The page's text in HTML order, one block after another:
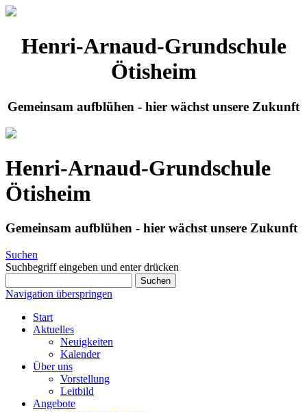
Henri-Arnaud-Grundschule
Ötisheim
Gemeinsam aufblühen - hier wächst unsere Zukunft
Henri-Arnaud-Grundschule
Ötisheim
Gemeinsam aufblühen - hier wächst unsere Zukunft
Suchen
Suchbegriff eingeben und enter drücken
Suchen
Navigation überspringen
Start
Aktuelles
Neuigkeiten
Kalender
Über uns
Vorstellung
Leitbild
Angebote